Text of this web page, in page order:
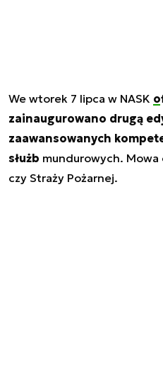
We wtorek 7 lipca w NASK
zainaugurowano drugą
zaawansowanych
służb mundurowych. Mowa
czy Straży Pożarnej.